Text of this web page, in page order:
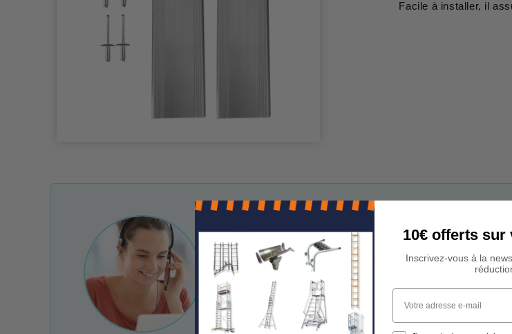
Facile à installer, il
Une question ? Un conseil ?
Nos conseillers sont à votre écoute !
Notre service client est à votre disposition du lundi au
e-mail et chat.
10€ offerts sur
Inscrivez-vous à la
Votre adresse e-mail